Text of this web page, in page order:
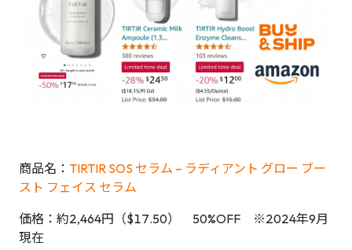
商品名： TIRTIR SOS セラム – ラディアント グロー ブー
スト フェイス セラム
価格：約2,464円（$17.50） 50%OFF ※2024年9月
現在